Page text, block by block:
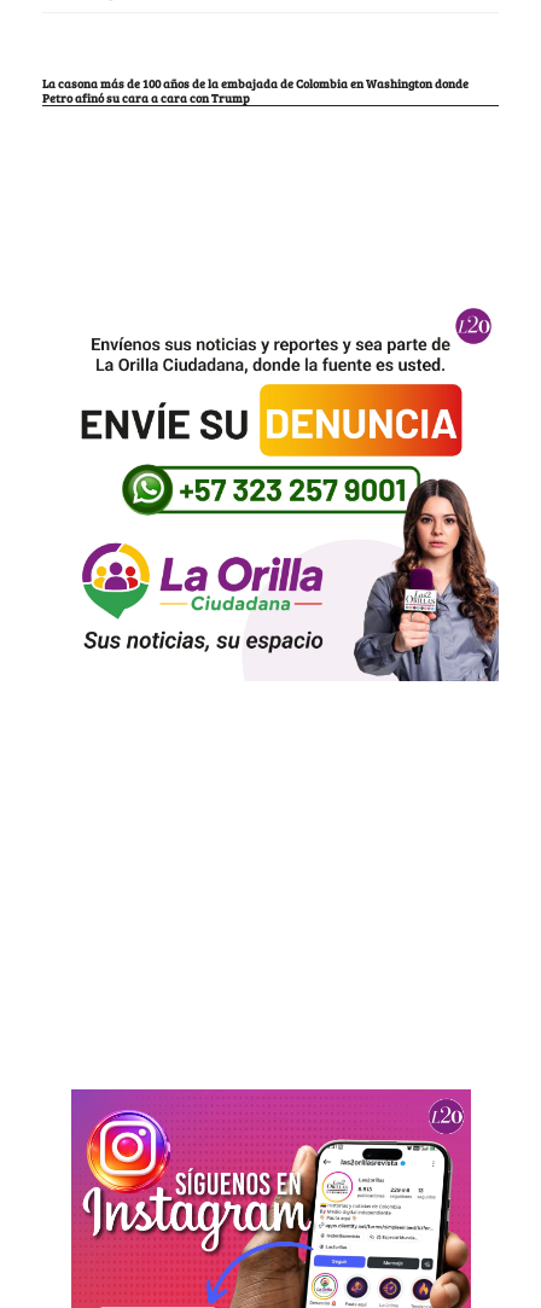
La casona más de 100 años de la embajada de Colombia en Washington donde
Petro afinó su cara a cara con Trump